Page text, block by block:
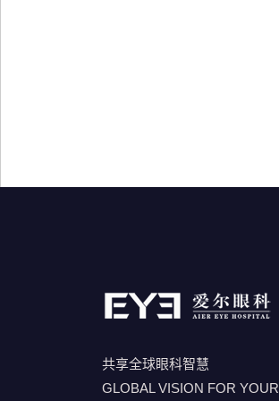
共享全球眼科智慧
GLOBAL VISION FOR YOUR